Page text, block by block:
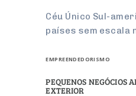
Céu Único Sul-
países sem escala
EMPREENDEDORISMO
PEQUENOS NEGÓCIOS
EXTERIOR